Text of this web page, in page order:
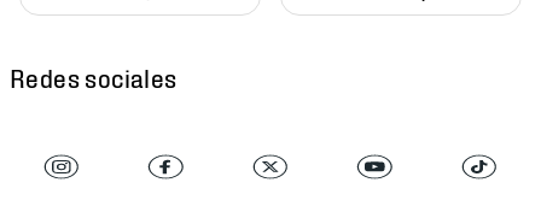
Redes sociales